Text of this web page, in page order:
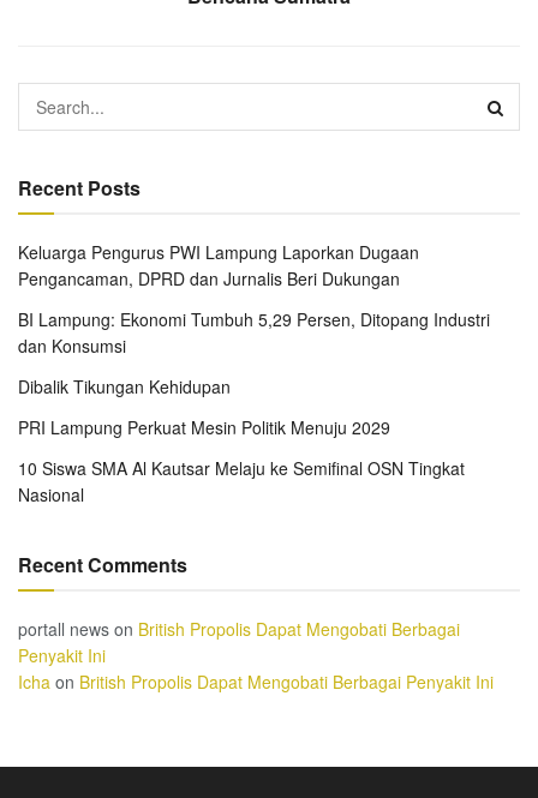
Recent Posts
Keluarga Pengurus PWI Lampung Laporkan Dugaan
Pengancaman, DPRD dan Jurnalis Beri Dukungan
BI Lampung: Ekonomi Tumbuh 5,29 Persen, Ditopang Industri
dan Konsumsi
Dibalik Tikungan Kehidupan
PRI Lampung Perkuat Mesin Politik Menuju 2029
10 Siswa SMA Al Kautsar Melaju ke Semifinal OSN Tingkat
Nasional
Recent Comments
portall news on British Propolis Dapat Mengobati Berbagai
Penyakit Ini
Icha on British Propolis Dapat Mengobati Berbagai Penyakit Ini